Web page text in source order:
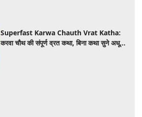
Superfast Karwa Chauth Vrat Katha:
करवा चौथ की संपूर्ण व्रत कथा, बिना कथा सुने अधूरा